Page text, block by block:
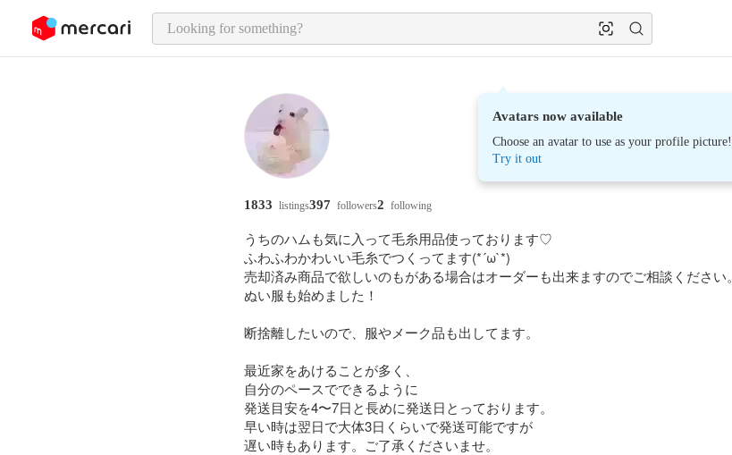
page content
Avatars now available
Choose an avatar to use as your profile picture!
Try it out
1833 listings397 followers2 following
うちのハムも気に入って毛糸用品使っております♡
ふわふわかわいい毛糸でつくってます(*´ω`*)
売却済み商品で欲しいのもがある場合はオーダーも出来ますのでご相談ください。
ぬい服も始めました！
断捨離したいので、服やメーク品も出してます。
最近家をあけることが多く、
自分のペースでできるように
発送目安を4〜7日と長めに発送日とっております。
早い時は翌日で大体3日くらいで発送可能ですが
遅い時もあります。ご了承くださいませ。